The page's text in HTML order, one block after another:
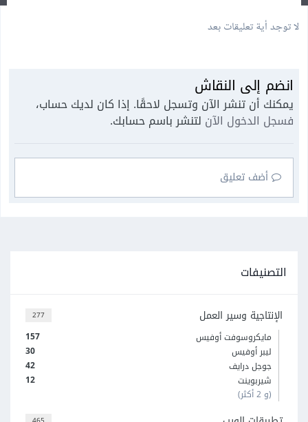
لا توجد أية تعليقات بعد
انضم إلى النقاش
يمكنك أن تنشر الآن وتسجل لاحقًا. إذا كان لديك حساب،
فسجل الدخول الآن لتنشر باسم حسابك.
أضف تعليق
التصنيفات
277 الإنتاجية وسير العمل
157
مايكروسوفت أوفيس
30
ليبر أوفيس
42
جوجل درايف
12
شيربوينت
(و 2 أكثر)